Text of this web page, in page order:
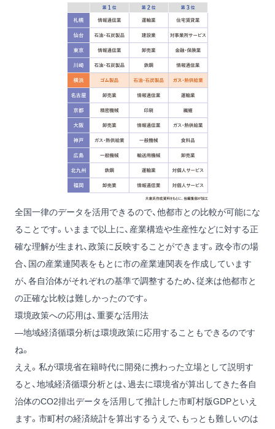
全国一律のデータを活用できるので、他都市との比較が可能にな
ることです。いままで以上に、産業構造や生産性などに対する正
確な理解が生まれ、政策に反映することができます。政令市の場
合、国の産業連関表をもとに市の産業連関表を作成しています
が、各自治体がそれぞれの基準で調整するため、従来は他都市と
の正確な比較は難しかったのです。
環境政策への応用は、重要な活用法
―地域経済循環分析は環境政策に応用することもできるのです
ね。
ええ。私が環境省在籍時代に開発に携わった立場として説明す
ると、地域経済循環分析とは、過去に環境省が算出してきた各自
治体のCO2排出データを活用して推計した市町村版GDPといえ
ます。市町村の経済統計を算出するうえで、もっとも難しいのは